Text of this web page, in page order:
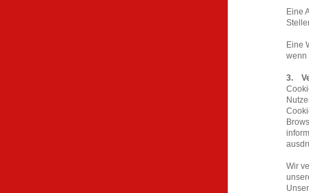
Eine
Eine
wenn
3.
Wir